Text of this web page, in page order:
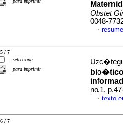
para imprimir
Obstet
0048-
·
5 / 7
selecciona
para imprimir
no.1,
· texto
6 / 7